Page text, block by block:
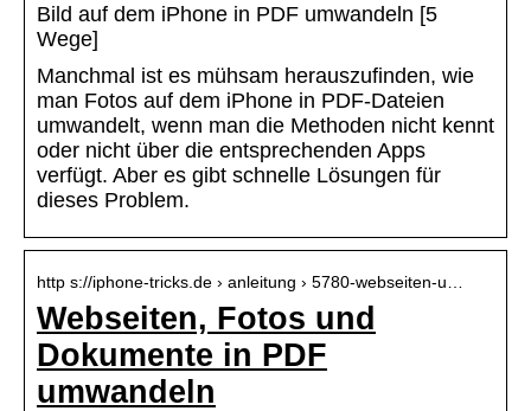
Bild auf dem iPhone in PDF umwandeln [5
Wege]
Manchmal ist es mühsam herauszufinden, wie
man Fotos auf dem iPhone in PDF-Dateien
umwandelt, wenn man die Methoden nicht kennt
oder nicht über die entsprechenden Apps
verfügt. Aber es gibt schnelle Lösungen für
dieses Problem.
http s://iphone-tricks.de › anleitung › 5780-webseiten-u…
Webseiten, Fotos und
Dokumente in PDF
umwandeln